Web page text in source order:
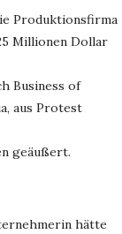
Produktionsfirma
Millionen Dollar
Business of
aus Protest
geäußert.
hätte